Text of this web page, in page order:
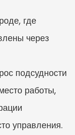
где
через
подсудности
работы,
управления.